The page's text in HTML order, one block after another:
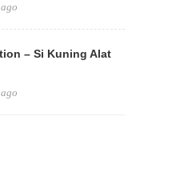
– Si Kuning Alat